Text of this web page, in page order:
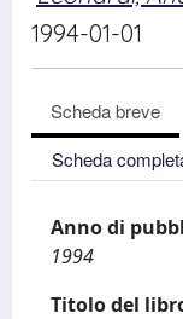
1994-01-01
Scheda breve
Scheda
Anno di
1994
Titolo del